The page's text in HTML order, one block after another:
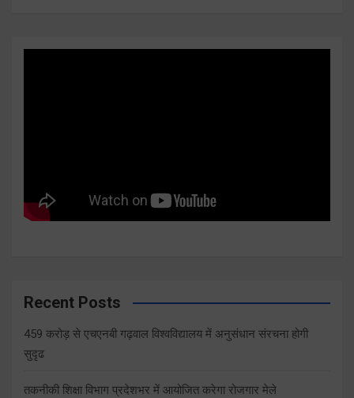
Recent Posts
459 करोड़ से एचएनबी गढ़वाल विश्वविद्यालय में अनुसंधान संरचना होगी
सुदृढ
तकनीकी शिक्षा विभाग प्रदेशभर में आयोजित करेगा रोजगार मेले